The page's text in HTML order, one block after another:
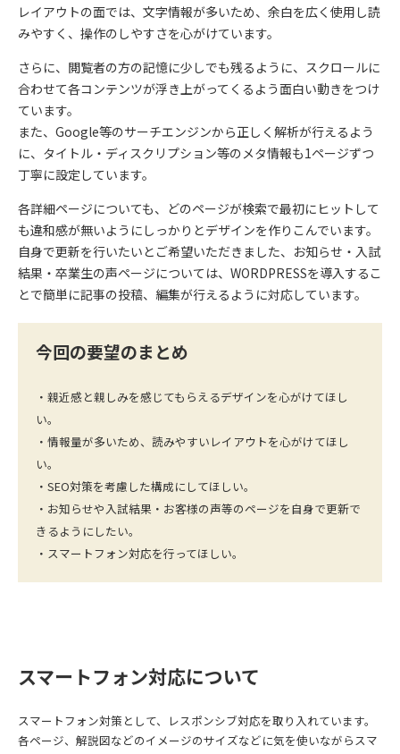
レイアウトの面では、文字情報が多いため、余白を広く使用し読
みやすく、操作のしやすさを心がけています。
さらに、閲覧者の方の記憶に少しでも残るように、スクロールに
合わせて各コンテンツが浮き上がってくるよう面白い動きをつけ
ています。
また、Google等のサーチエンジンから正しく解析が行えるよう
に、タイトル・ディスクリプション等のメタ情報も1ページずつ
丁寧に設定しています。
各詳細ページについても、どのページが検索で最初にヒットして
も違和感が無いようにしっかりとデザインを作りこんでいます。
自身で更新を行いたいとご希望いただきました、お知らせ・入試
結果・卒業生の声ページについては、WORDPRESSを導入するこ
とで簡単に記事の投稿、編集が行えるように対応しています。
今回の要望のまとめ
・親近感と親しみを感じてもらえるデザインを心がけてほし
い。
・情報量が多いため、読みやすいレイアウトを心がけてほし
い。
・SEO対策を考慮した構成にしてほしい。
・お知らせや入試結果・お客様の声等のページを自身で更新で
きるようにしたい。
・スマートフォン対応を行ってほしい。
スマートフォン対応について
スマートフォン対策として、レスポンシブ対応を取り入れています。
各ページ、解説図などのイメージのサイズなどに気を使いながらスマ